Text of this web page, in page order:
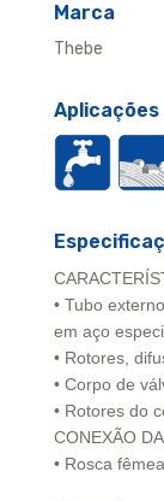
Marca
Thebe
Aplicações
• Tubo
em aço
• Rotores,
• Corpo de
• Rotores do
CONEXÃO
• Rosca